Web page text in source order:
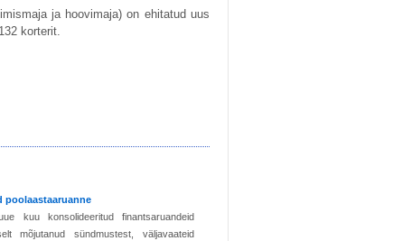
ja hoovimaja) on ehitatud uus
korterit.
poolaastaaruanne
kuu konsolideeritud finantsaruandeid
mõjutanud sündmustest, väljavaateid